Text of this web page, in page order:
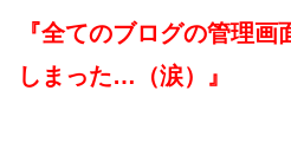
『全てのブログの管理
しまった…（涙）』